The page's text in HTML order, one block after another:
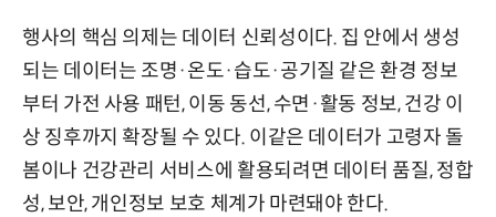
행사의 핵심 의제는 데이터 신뢰성이다. 집 안에서 생성
되는 데이터는 조명·온도·습도·공기질 같은 환경 정보
부터 가전 사용 패턴, 이동 동선, 수면·활동 정보, 건강 이
상 징후까지 확장될 수 있다. 이같은 데이터가 고령자 돌
봄이나 건강관리 서비스에 활용되려면 데이터 품질, 정합
성, 보안, 개인정보 보호 체계가 마련돼야 한다.